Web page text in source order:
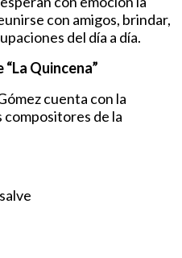
con amigos, brindar,
del día a día.
Quincena”
cuenta con la
de la